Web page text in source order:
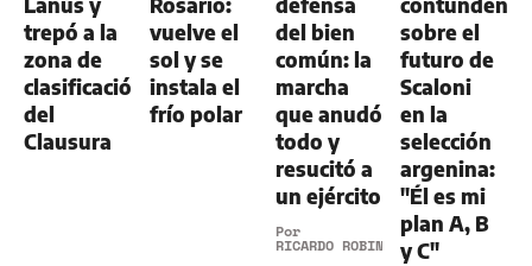
trepó a la
zona de
clasificación
del
Clausura
vuelve el
sol y se
instala el
frío polar
del bien
común: la
marcha
que anudó
todo y
resucitó a
un ejército
Por
RICARDO ROBINS
sobre el
futuro de
Scaloni
en la
selección
argenina:
"Él es mi
plan A, B
y C"